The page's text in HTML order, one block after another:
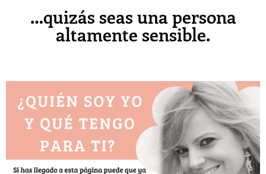
…quizás seas una persona
altamente sensible.